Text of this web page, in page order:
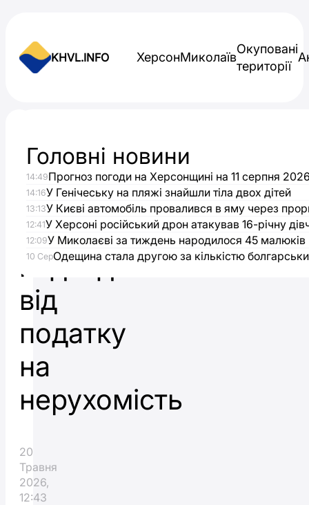
KHVL.INFO ХерсонМиколаїв
Окуповані
території
На
Миколаївщині
зросли
надходження
від
податку
на
нерухомість
20
Травня
2026,
12:43
Головні новини
14:49Прогноз погоди на Херсонщині на 11 серпня
14:16У Генічеську на пляжі знайшли тіла двох дітей
13:13У Києві автомобіль провалився в яму через
12:41У Херсоні російський дрон атакував 16-річну
12:09У Миколаєві за тиждень народилося 45 малюків
10 СерОдещина стала другою за кількістю